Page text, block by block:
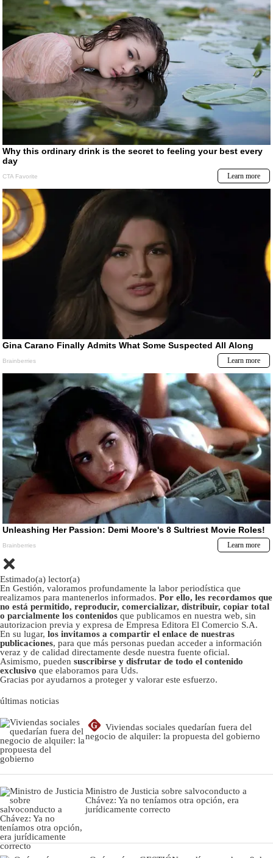
Estimado(a) lector(a)
En Gestión, valoramos profundamente la labor periodística que
realizamos para mantenerlos informados. Por ello, les recordamos que
no está permitido, reproducir, comercializar, distribuir, copiar total
o parcialmente los contenidos que publicamos en nuestra web, sin
autorizacion previa y expresa de Empresa Editora El Comercio S.A.
En su lugar, los invitamos a compartir el enlace de nuestras
publicaciones, para que más personas puedan acceder a información
veraz y de calidad directamente desde nuestra fuente oficial.
Asimismo, pueden suscribirse y disfrutar de todo el contenido
exclusivo que elaboramos para Uds.
Gracias por ayudarnos a proteger y valorar este esfuerzo.
últimas noticias
G
Viviendas sociales quedarían fuera del
negocio de alquiler: la propuesta del gobierno
Ministro de Justicia sobre salvoconducto a
Chávez: Ya no teníamos otra opción, era
jurídicamente correcto